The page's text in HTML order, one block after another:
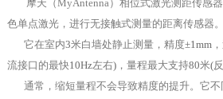
摩天（MyAntenna）相位式激光测距传感器
色单点激光，进行无接触式测量的距离传感器。
它在室内3米白墙处静止测量，精度±1mm
流接口的最快10Hz左右)，量程最大支持80米(
通常，缩短量程不会导致精度的提升。它不